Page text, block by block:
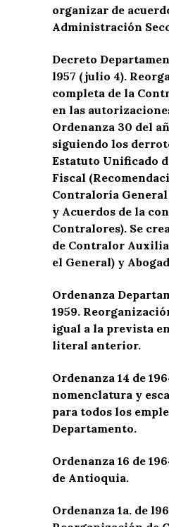
organizar de
Administración
Decreto
l957 (julio 4).
completa de la
en las
Ordenanza 30 del
siguiendo los
Estatuto Unificado
Fiscal
Contraloría General
y Acuerdos de la
Contralores). Se
de Contralor
el General) y
Ordenanza
1959.
igual a la prevista
literal anterior.
Ordenanza 14 de
nomenclatura y
para todos los
Departamento.
Ordenanza 16 de
de Antioquia.
Ordenanza 1a. de